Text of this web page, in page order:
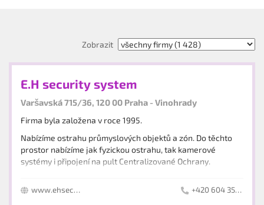
Zobrazit
E.H security system
Varšavská 715/36, 120 00 Praha - Vinohrady
Firma byla založena v roce 1995.
Nabízíme ostrahu průmyslových objektů a zón. Do těchto
prostor nabízíme jak fyzickou ostrahu, tak kamerové
systémy i připojení na pult Centralizované Ochrany.
činnost zajišťovaná preventivní požární hlídkou
www.ehsecuritysystem.com +420 604 355 061